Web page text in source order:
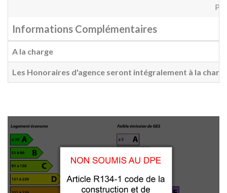
Informations Complémentaires
A la charge
Les Honoraires d'agence seront intégralement à la